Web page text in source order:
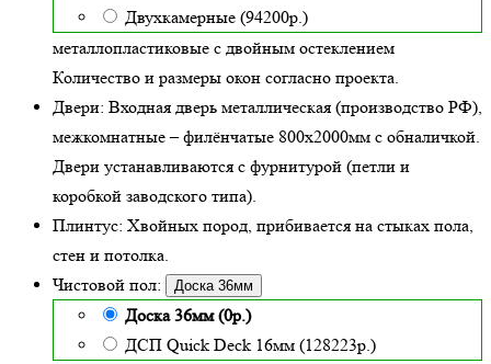
Двухкамерные (94200р.)
металлопластиковые с двойным остеклением
Количество и размеры окон согласно проекта.
Двери: Входная дверь металлическая (производство РФ),
межкомнатные – филёнчатые 800х2000мм с обналичкой.
Двери устанавливаются с фурнитурой (петли и
коробкой заводского типа).
Плинтус: Хвойных пород, прибивается на стыках пола,
стен и потолка.
Чистовой пол:
Доска 36мм
Доска 36мм (0р.)
ДСП Quick Deck 16мм (128223р.)